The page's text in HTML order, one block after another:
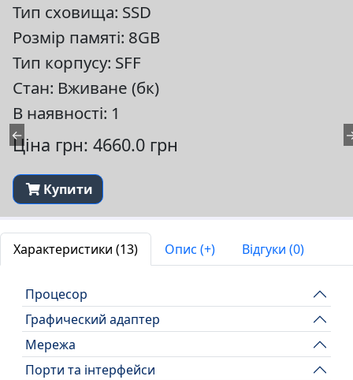
←
Тип сховища: SSD
Розмір памяті: 8GB
Тип корпусу: SFF
Стан: Вживане (бк)
В наявності: 1
Ціна грн: 4660.0 грн
Купити
Характеристики (13) Опис (+) Відгуки (0)
Процесор
Графический адаптер
Мережа
Порти та інтерфейси